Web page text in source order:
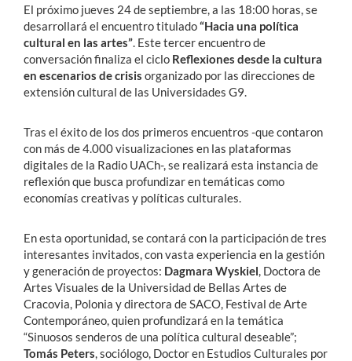
Alumni
English
El próximo jueves 24 de septiembre, a las 18:00 horas, se
desarrollará el encuentro titulado“Hacia una política
cultural en las artes”. Este tercer encuentro de
conversación finaliza el ciclo Reflexiones desde la cultura
en escenarios de crisis organizado por las direcciones de
extensión cultural de las Universidades G9.
Tras el éxito de los dos primeros encuentros -que contaron
con más de 4.000 visualizaciones en las plataformas
digitales de la Radio UACh-, se realizará esta instancia de
reflexión que busca profundizar en temáticas como
economías creativas y políticas culturales.
En esta oportunidad, se contará con la participación de tres
interesantes invitados, con vasta experiencia en la gestión
y generación de proyectos: Dagmara Wyskiel, Doctora de
Artes Visuales de la Universidad de Bellas Artes de
Cracovia, Polonia y directora de SACO, Festival de Arte
Contemporáneo, quien profundizará en la temática
“Sinuosos senderos de una política cultural deseable”;
Tomás Peters, sociólogo, Doctor en Estudios Culturales por